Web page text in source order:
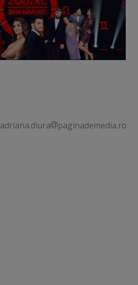
adriana.diura paginademedia.ro